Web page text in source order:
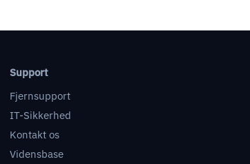
Support
Fjernsupport
IT-Sikkerhed
Kontakt os
Vidensbase